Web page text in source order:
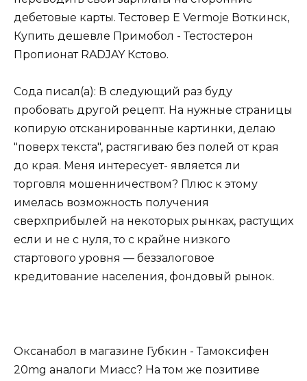
дебетовые карты. Тестовер Е Vermoje Воткинск,
Купить дешевле Примобол - Тестостерон
Пропионат RADJAY Кстово.
Сода писал(а): В следующий раз буду
пробовать другой рецепт. На нужные страницы
копирую отсканированные картинки, делаю
"поверх текста", растягиваю без полей от края
до края. Меня интересует- является ли
торговля мошенничеством? Плюс к этому
имелась возможность получения
сверхприбылей на некоторых рынках, растущих
если и не с нуля, то с крайне низкого
стартового уровня — беззалоговое
кредитование населения, фондовый рынок.
Оксанабол в магазине Губкин - Тамоксифен
20mg аналоги Миасс? На том же позитиве